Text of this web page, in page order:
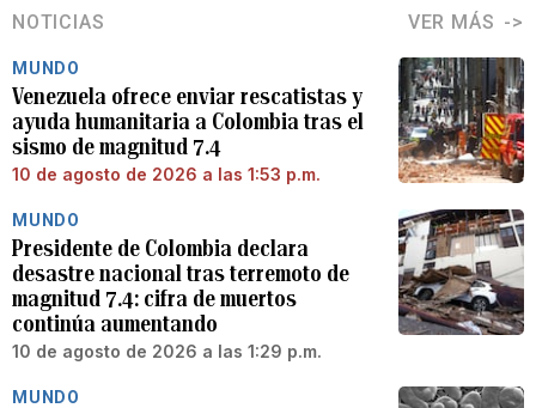
NOTICIAS VER MÁS
MUNDO
Venezuela ofrece enviar rescatistas y
ayuda humanitaria a Colombia tras el
sismo de magnitud 7.4
10 de agosto de 2026 a las 1:53 p.m.
MUNDO
Presidente de Colombia declara
desastre nacional tras terremoto de
magnitud 7.4: cifra de muertos
continúa aumentando
10 de agosto de 2026 a las 1:29 p.m.
MUNDO